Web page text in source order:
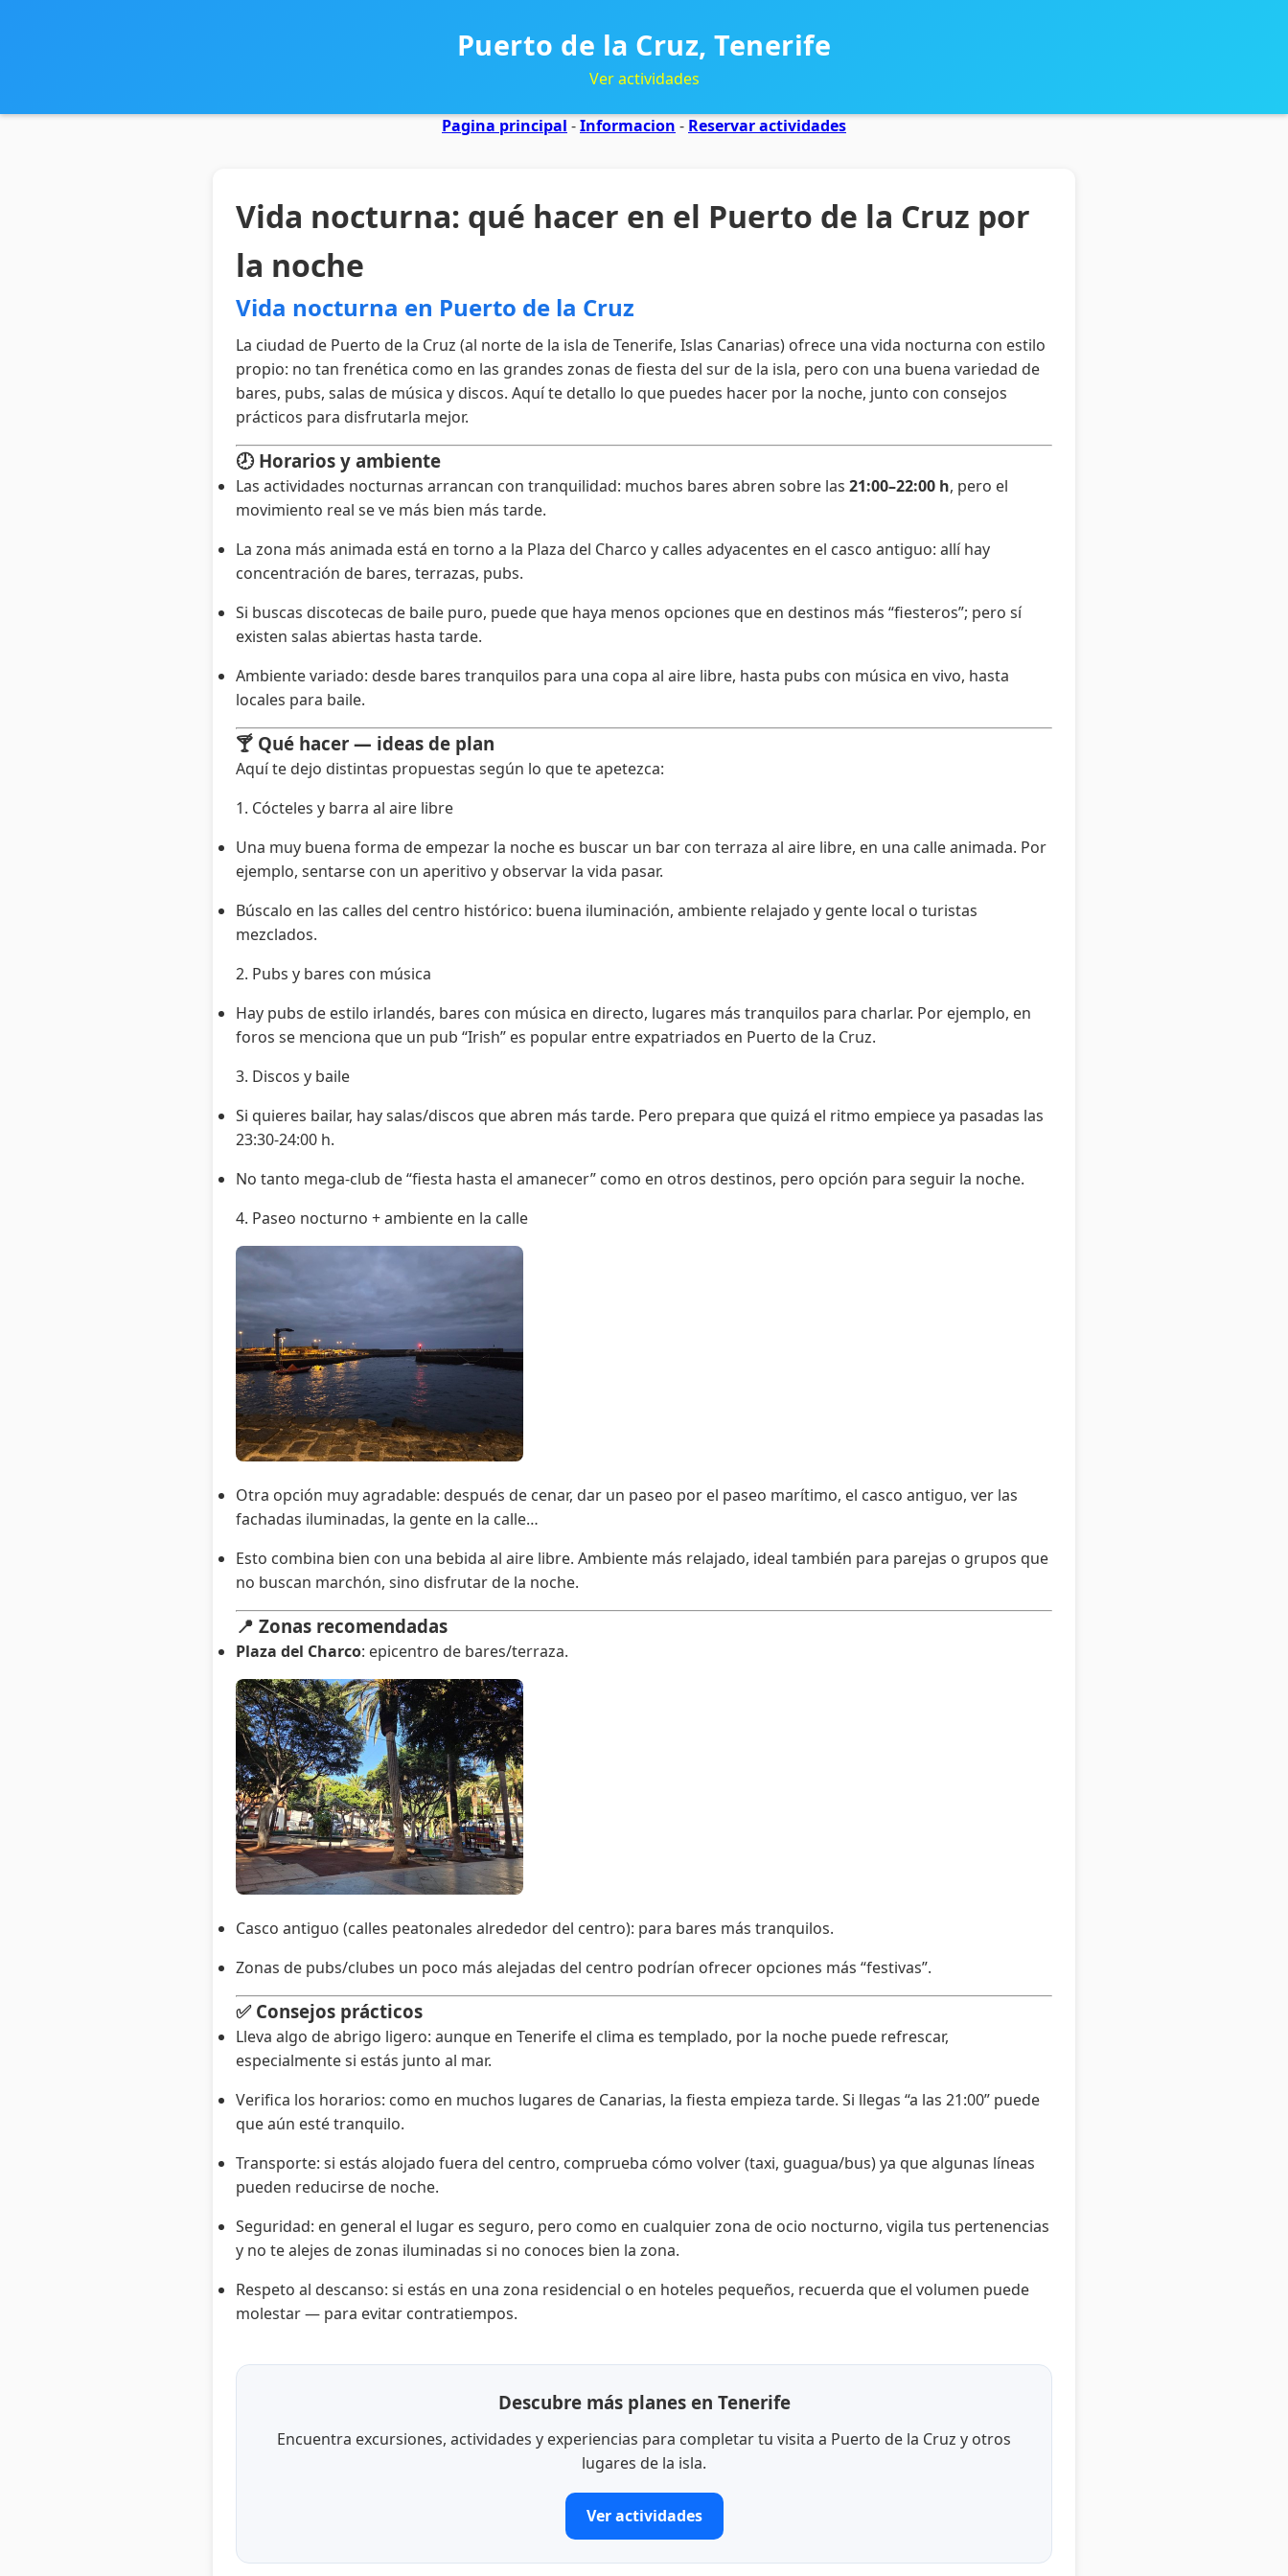
Puerto de la Cruz, Tenerife
Ver actividades
Pagina principal -Informacion - Reservar actividades
Vida nocturna: qué hacer en el Puerto de la Cruz por
la noche
Vida nocturna en Puerto de la Cruz
La ciudad de Puerto de la Cruz (al norte de la isla de Tenerife, Islas Canarias) ofrece una vida nocturna con estilo
propio: no tan frenética como en las grandes zonas de fiesta del sur de la isla, pero con una buena variedad de
bares, pubs, salas de música y discos. Aquí te detallo lo que puedes hacer por la noche, junto con consejos
prácticos para disfrutarla mejor.
🕗 Horarios y ambiente
Las actividades nocturnas arrancan con tranquilidad: muchos bares abren sobre las 21:00–22:00 h, pero el
movimiento real se ve más bien más tarde.
La zona más animada está en torno a la Plaza del Charco y calles adyacentes en el casco antiguo: allí hay
concentración de bares, terrazas, pubs.
Si buscas discotecas de baile puro, puede que haya menos opciones que en destinos más “fiesteros”; pero sí
existen salas abiertas hasta tarde.
Ambiente variado: desde bares tranquilos para una copa al aire libre, hasta pubs con música en vivo, hasta
locales para baile.
🍸 Qué hacer — ideas de plan
Aquí te dejo distintas propuestas según lo que te apetezca:
1. Cócteles y barra al aire libre
Una muy buena forma de empezar la noche es buscar un bar con terraza al aire libre, en una calle animada. Por
ejemplo, sentarse con un aperitivo y observar la vida pasar.
Búscalo en las calles del centro histórico: buena iluminación, ambiente relajado y gente local o turistas
mezclados.
2. Pubs y bares con música
Hay pubs de estilo irlandés, bares con música en directo, lugares más tranquilos para charlar. Por ejemplo, en
foros se menciona que un pub “Irish” es popular entre expatriados en Puerto de la Cruz.
3. Discos y baile
Si quieres bailar, hay salas/discos que abren más tarde. Pero prepara que quizá el ritmo empiece ya pasadas las
23:30-24:00 h.
No tanto mega-club de “fiesta hasta el amanecer” como en otros destinos, pero opción para seguir la noche.
4. Paseo nocturno + ambiente en la calle
Otra opción muy agradable: después de cenar, dar un paseo por el paseo marítimo, el casco antiguo, ver las
fachadas iluminadas, la gente en la calle…
Esto combina bien con una bebida al aire libre. Ambiente más relajado, ideal también para parejas o grupos que
no buscan marchón, sino disfrutar de la noche.
📍 Zonas recomendadas
Plaza del Charco: epicentro de bares/terraza.
Casco antiguo (calles peatonales alrededor del centro): para bares más tranquilos.
Zonas de pubs/clubes un poco más alejadas del centro podrían ofrecer opciones más “festivas”.
✅ Consejos prácticos
Lleva algo de abrigo ligero: aunque en Tenerife el clima es templado, por la noche puede refrescar,
especialmente si estás junto al mar.
Verifica los horarios: como en muchos lugares de Canarias, la fiesta empieza tarde. Si llegas “a las 21:00” puede
que aún esté tranquilo.
Transporte: si estás alojado fuera del centro, comprueba cómo volver (taxi, guagua/bus) ya que algunas líneas
pueden reducirse de noche.
Seguridad: en general el lugar es seguro, pero como en cualquier zona de ocio nocturno, vigila tus pertenencias
y no te alejes de zonas iluminadas si no conoces bien la zona.
Respeto al descanso: si estás en una zona residencial o en hoteles pequeños, recuerda que el volumen puede
molestar — para evitar contratiempos.
Descubre más planes en Tenerife
Encuentra excursiones, actividades y experiencias para completar tu visita a Puerto de la Cruz y otros
lugares de la isla.
Ver actividades